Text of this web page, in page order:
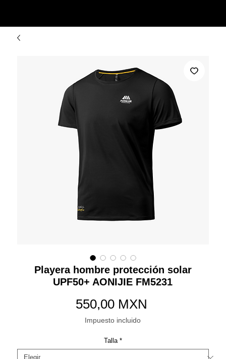
Playera hombre protección solar
UPF50+ AONIJIE FM5231
550,00 MXN
Impuesto incluido
Talla *